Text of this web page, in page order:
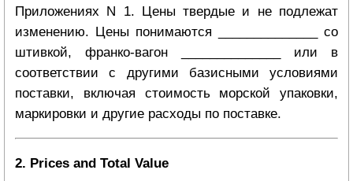
Приложениях N 1. Цены твердые и не подлежат
изменению. Цены понимаются ______________ со
штивкой, франко-вагон ______________ или в
соответствии с другими базисными условиями
поставки, включая стоимость морской упаковки,
маркировки и другие расходы по поставке.
2. Prices and Total Value